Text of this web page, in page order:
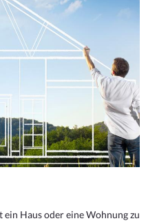
Haus oder eine Wohnung zu